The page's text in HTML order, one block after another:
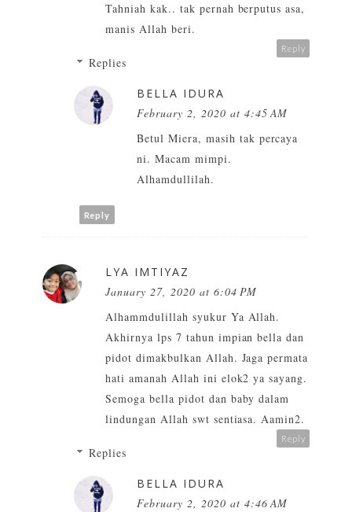
Tahniah kak.. tak pernah berputus asa,
manis Allah beri.
Reply
Replies
BELLA IDURA
February 2, 2020 at 4:45 AM
Betul Miera, masih tak percaya
ni. Macam mimpi.
Alhamdullilah.
Reply
LYA IMTIYAZ
January 27, 2020 at 6:04 PM
Alhammdulillah syukur Ya Allah.
Akhirnya lps 7 tahun impian bella dan
pidot dimakbulkan Allah. Jaga permata
hati amanah Allah ini elok2 ya sayang.
Semoga bella pidot dan baby dalam
lindungan Allah swt sentiasa. Aamin2.
Reply
Replies
BELLA IDURA
February 2, 2020 at 4:46 AM